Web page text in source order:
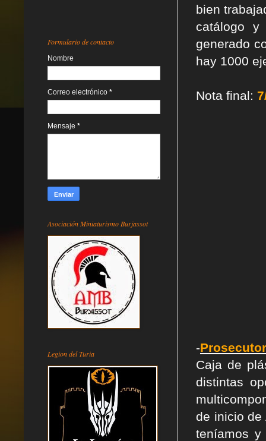
bien
catálogo
generado
hay 1000
Nota final:
-
Caja de
distintas
de inicio de
teníamos
Formulario de contacto
Nombre
Correo electrónico *
Mensaje *
Asociación Miniaturismo Burjassot
Legion del Turia